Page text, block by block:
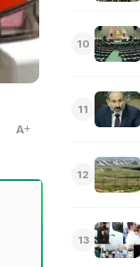
A
10
11
12
13